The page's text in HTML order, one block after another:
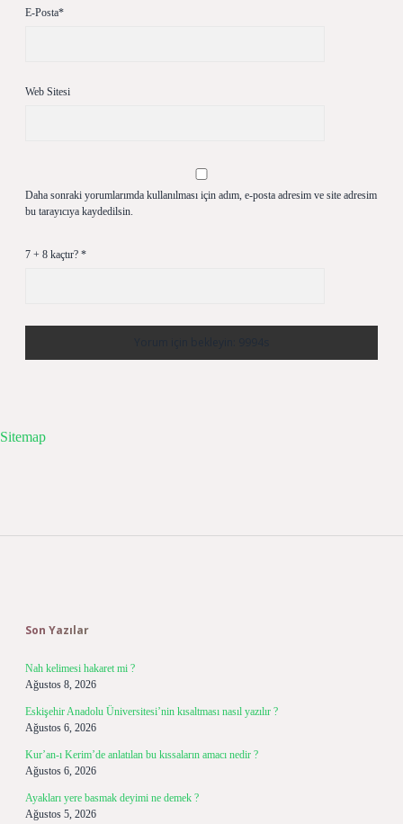
E-Posta*
Web Sitesi
Daha sonraki yorumlarımda kullanılması için adım, e-posta adresim ve site adresim
bu tarayıcıya kaydedilsin.
7 + 8 kaçtır? *
Sitemap
Son Yazılar
Nah kelimesi hakaret mi ?
Ağustos 8, 2026
Eskişehir Anadolu Üniversitesi’nin kısaltması nasıl yazılır ?
Ağustos 6, 2026
Kur’an-ı Kerim’de anlatılan bu kıssaların amacı nedir ?
Ağustos 6, 2026
Ayakları yere basmak deyimi ne demek ?
Ağustos 5, 2026